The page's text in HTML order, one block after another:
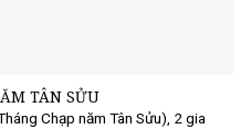
TÂN SỬU
Chạp năm Tân Sửu), 2 gia